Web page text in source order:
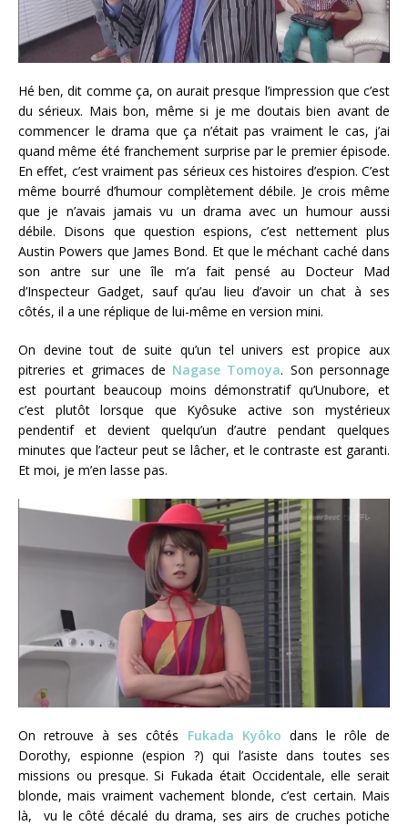
Hé ben, dit comme ça, on aurait presque l’impression que c’est
du sérieux. Mais bon, même si je me doutais bien avant de
commencer le drama que ça n’était pas vraiment le cas, j’ai
quand même été franchement surprise par le premier épisode.
En effet, c’est vraiment pas sérieux ces histoires d’espion. C’est
même bourré d’humour complètement débile. Je crois même
que je n’avais jamais vu un drama avec un humour aussi
débile. Disons que question espions, c’est nettement plus
Austin Powers que James Bond. Et que le méchant caché dans
son antre sur une île m’a fait pensé au Docteur Mad
d’Inspecteur Gadget, sauf qu’au lieu d’avoir un chat à ses
côtés, il a une réplique de lui-même en version mini.
On devine tout de suite qu’un tel univers est propice aux
pitreries et grimaces de Nagase Tomoya. Son personnage
est pourtant beaucoup moins démonstratif qu’Unubore, et
c’est plutôt lorsque que Kyôsuke active son mystérieux
pendentif et devient quelqu’un d’autre pendant quelques
minutes que l’acteur peut se lâcher, et le contraste est garanti.
Et moi, je m’en lasse pas.
On retrouve à ses côtés Fukada Kyôko dans le rôle de
Dorothy, espionne (espion ?) qui l’asiste dans toutes ses
missions ou presque. Si Fukada était Occidentale, elle serait
blonde, mais vraiment vachement blonde, c’est certain. Mais
là, vu le côté décalé du drama, ses airs de cruches potiche